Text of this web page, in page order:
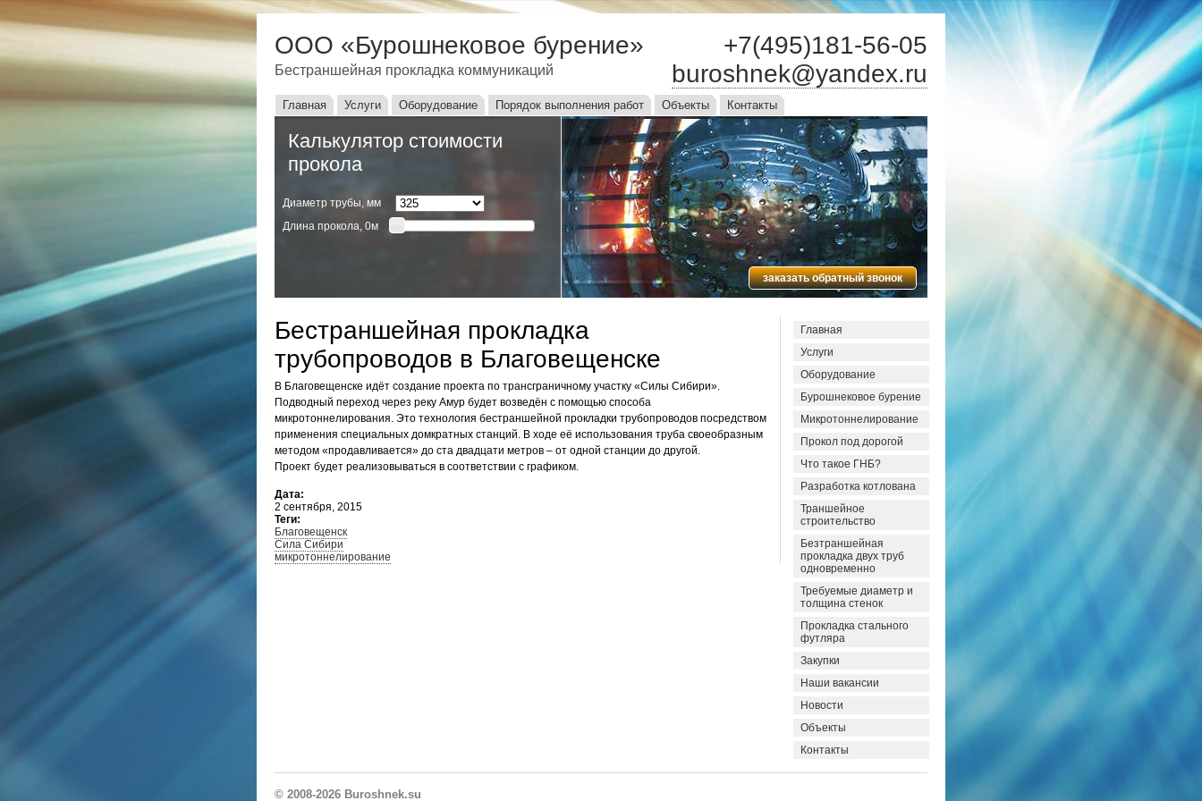
ООО «Бурошнековое бурение»
Бестраншейная прокладка коммуникаций
+7(495)181-56-05
buroshnek@yandex.ru
Главное меню
Главная Услуги Оборудование Порядок выполнения работ Объекты Контакты
Калькулятор стоимости
прокола
Диаметр трубы, мм
Длина прокола, 0м
заказать обратный звонок
Бестраншейная прокладка
трубопроводов в Благовещенске
В Благовещенске идёт создание проекта по трансграничному участку «Силы Сибири».
Подводный переход через реку Амур будет возведён с помощью способа
микротоннелирования. Это технология бестраншейной прокладки трубопроводов посредством
применения специальных домкратных станций. В ходе её использования труба своеобразным
методом «продавливается» до ста двадцати метров – от одной станции до другой.
Проект будет реализовываться в соответствии с графиком.
Дата:
2 сентября, 2015
Теги:
Благовещенск
Сила Сибири
микротоннелирование
Главная
Услуги
Оборудование
Бурошнековое бурение
Микротоннелирование
Прокол под дорогой
Что такое ГНБ?
Разработка котлована
Траншейное
строительство
Безтраншейная
прокладка двух труб
одновременно
Требуемые диаметр и
толщина стенок
Прокладка стального
футляра
Закупки
Наши вакансии
Новости
Объекты
Контакты
© 2008-2026 Buroshnek.su